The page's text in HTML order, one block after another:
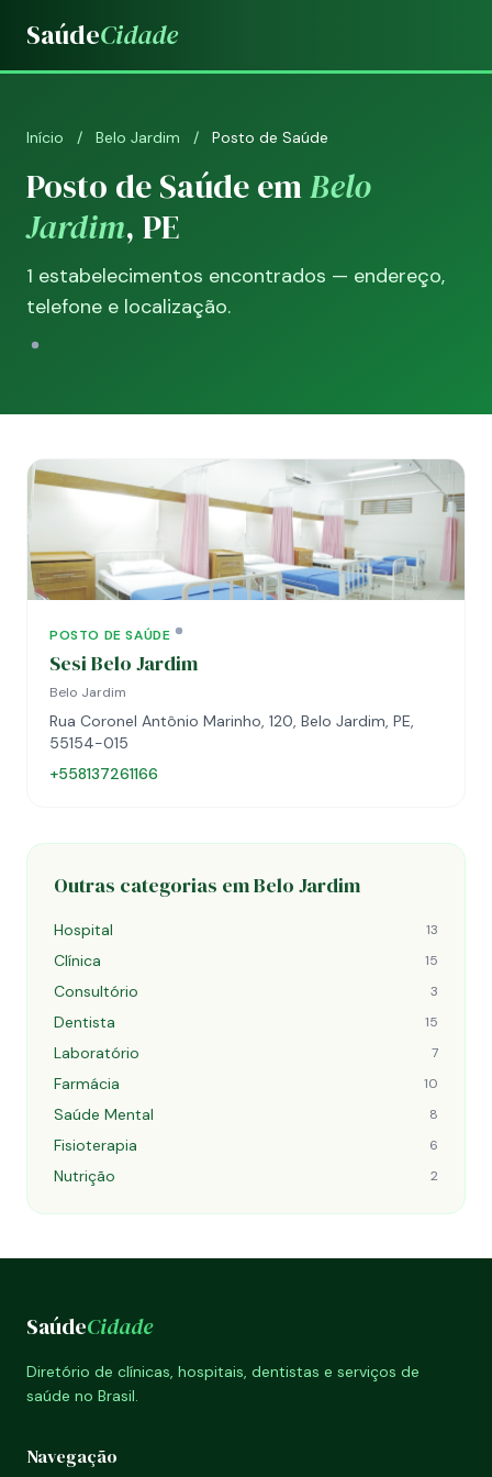
SaúdeCidade
Início / Belo Jardim / Posto de Saúde
Posto de Saúde emBelo
Jardim, PE
1 estabelecimentos encontrados — endereço,
telefone e localização.
POSTO DE SAÚDE
Sesi Belo Jardim
Belo Jardim
Rua Coronel Antônio Marinho, 120, Belo Jardim, PE,
55154-015
+558137261166
Outras categorias em Belo Jardim
Hospital 13
Clínica 15
Consultório 3
Dentista 15
Laboratório 7
Farmácia 10
Saúde Mental 8
Fisioterapia 6
Nutrição 2
SaúdeCidade
Diretório de clínicas, hospitais, dentistas e serviços de
saúde no Brasil.
Navegação